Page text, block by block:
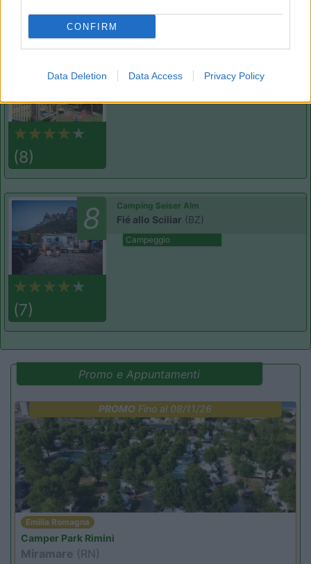
CONFIRM
Data Deletion Data Access Privacy Policy
8.1
(8)
Camping Arquin Lana
8
(7)
Camping Seiser Alm
Fié allo Sciliar (BZ)
Campeggio
Promo e Appuntamenti
PROMO Fino al 08/11/26
Emilia Romagna
Camper Park Rimini
Miramare (RN)